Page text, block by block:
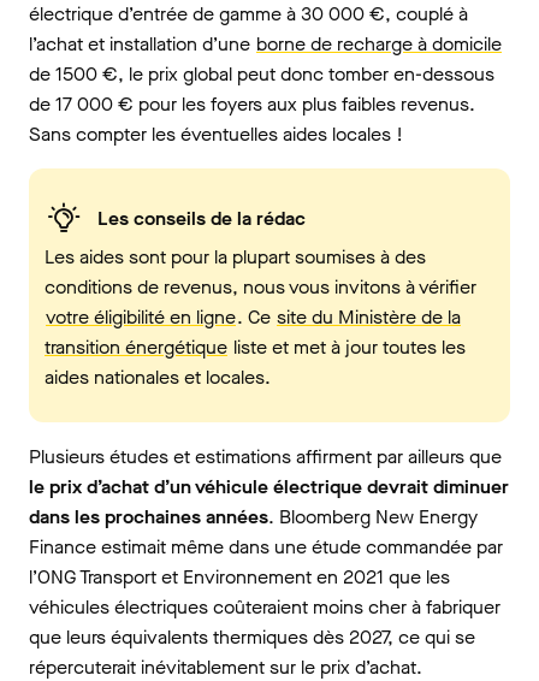
électrique d’entrée de gamme à 30 000 €, couplé à
l’achat et installation d’une borne de recharge à domicile
de 1500 €, le prix global peut donc tomber en-dessous
de 17 000 € pour les foyers aux plus faibles revenus.
Sans compter les éventuelles aides locales !
Les conseils de la rédac
Les aides sont pour la plupart soumises à des
conditions de revenus, nous vous invitons à vérifier
votre éligibilité en ligne. Ce site du Ministère de la
transition énergétique liste et met à jour toutes les
aides nationales et locales.
Plusieurs études et estimations affirment par ailleurs que
le prix d’achat d’un véhicule électrique devrait diminuer
dans les prochaines années. Bloomberg New Energy
Finance estimait même dans une étude commandée par
l’ONG Transport et Environnement en 2021 que les
véhicules électriques coûteraient moins cher à fabriquer
que leurs équivalents thermiques dès 2027, ce qui se
répercuterait inévitablement sur le prix d’achat.